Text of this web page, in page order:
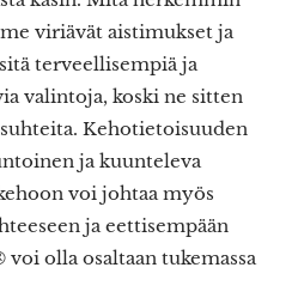
viriävät aistimukset ja
terveellisempiä ja
valintoja, koski ne sitten
Kehotietoisuuden
ja kuunteleva
voi johtaa myös
ja eettisempään
olla osaltaan tukemassa